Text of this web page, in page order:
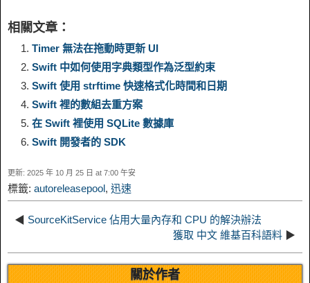
y
L
i
n
k
g
r
a
m
b o
t
n
k
e
I
n
a
r
e
相關文章：
Timer 無法在拖動時更新 UI
Swift 中如何使用字典類型作為泛型約束
Swift 使用 strftime 快速格式化時間和日期
Swift 裡的數組去重方案
在 Swift 裡使用 SQLite 數據庫
Swift 開發者的 SDK
更新: 2025 年 10 月 25 日 at 7:00 午安
標籤: autoreleasepool, 迅速
◀ SourceKitService 佔用大量內存和 CPU 的解決辦法
獲取 中文 維基百科語料 ▶
關於作者